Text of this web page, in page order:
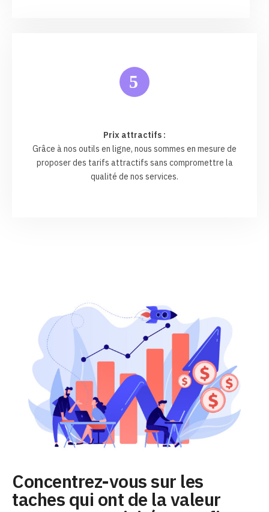
5
Prix attractifs :
Grâce à nos outils en ligne, nous sommes en mesure de
proposer des tarifs attractifs sans compromettre la
qualité de nos services.
Concentrez-vous sur les
taches qui ont de la valeur